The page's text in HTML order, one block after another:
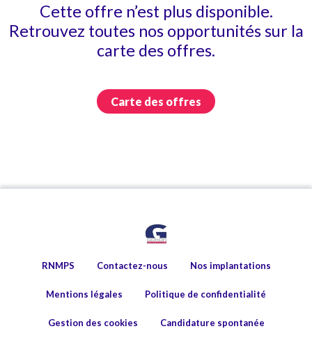
Cette offre n’est plus disponible.
Retrouvez toutes nos opportunités sur la
carte des offres.
Carte des offres
RNMPS Contactez-nous Nos implantations
Mentions légales Politique de confidentialité
Gestion des cookies Candidature spontanée